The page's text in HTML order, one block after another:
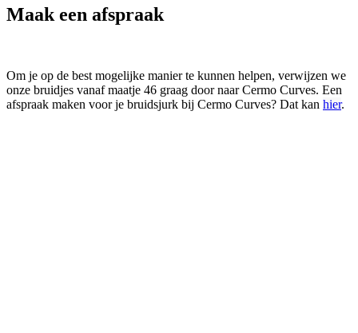
Maak een afspraak
Om je op de best mogelijke manier te kunnen helpen, verwijzen we
onze bruidjes vanaf maatje 46 graag door naar Cermo Curves. Een
afspraak maken voor je bruidsjurk bij Cermo Curves? Dat kan hier.